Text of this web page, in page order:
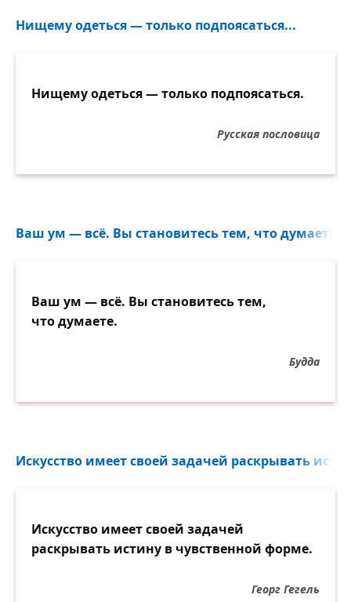
Нищему одеться — только подпоясаться...
Нищему одеться — только подпоясаться.
Русская пословица
Ваш ум — всё. Вы становитесь тем, что думаете...
Ваш ум — всё. Вы становитесь тем,
что думаете.
Будда
Искусство имеет своей задачей раскрывать
Искусство имеет своей задачей
раскрывать истину в чувственной форме.
Георг Гегель